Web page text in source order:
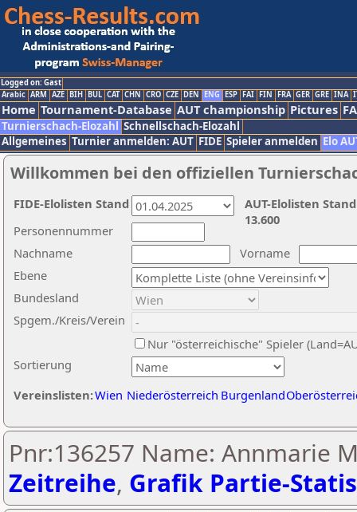
Logged on: Gast
Arabic ARM AZE BIH BUL CAT CHN CRO CZE DEN ENG ESP FAI FIN FRA GER GRE INA
Home Tournament-Database AUT championship Pictures
Turnierschach-Elozahl Schnellschach-Elozahl
Allgemeines Turnier anmelden: AUT FIDE Spieler anmelden Elo
Willkommen bei den offiziellen
Nachname
Vorname
Ebene
Sortierung
Personennummer
Bundesland
Spgem./Kreis/Verein
Nur "österreichische" Spieler
Vereinslisten:Wien Niederösterreich Burgenland
AUT-Elolisten
13.600
FIDE-Elolisten Stand
Pnr:136257 Name: Annmarie
Zeitreihe, Grafik Partie-